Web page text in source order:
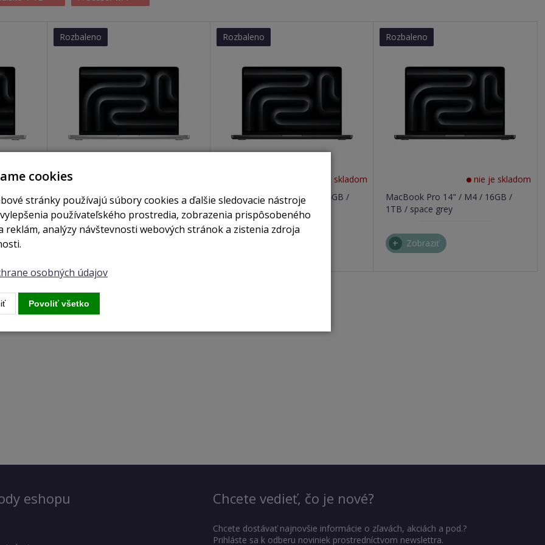
skladom
/
Rozbaleno
MacBook Pro 14" / M4 / 24GB /
1TB / stříbrný
Rozbaleno
nie je skladom
MacBook Pro 14" / M4 / 24GB /
1TB / vesmírne čierny
Rozbaleno
nie je skladom
MacBook Pro 14" / M4 / 16GB /
1TB / space grey
Zobraziť
eshopu Chcete vedieť, čo je nové?
Chcete dostávať najnovšie informácie o zľavách, akciách a pod.?
Prihláste sa k odberu noviniek prostredníctvom newslettra.
cookies
stránky používajú súbory cookies a ďalšie sledovacie nástroje
používateľského prostredia, zobrazenia prispôsobeného
reklám, analýzy návštevnosti webových stránok a zistenia zdroja
osobných údajov
Povoliť všetko